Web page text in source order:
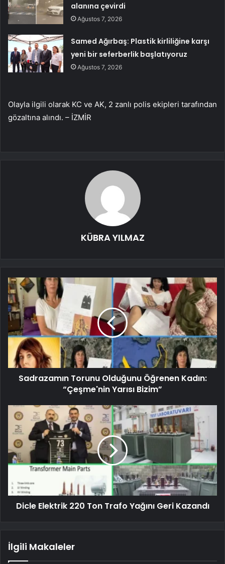
alanına çevirdi
Ağustos 7, 2026
Samed Ağırbaş: Plastik kirliliğine karşı
yeni bir seferberlik başlatıyoruz
Ağustos 7, 2026
Olayla ilgili olarak KC ve AK, 2 zanlı polis ekipleri tarafından
gözaltına alındı. – İZMİR
KÜBRA YILMAZ
Sadrazamın Torunu Olduğunu Öğrenen Kadın:
“Çeşme'nin Yarısı Bizim”
Dicle Elektrik 220 Ton Trafo Yağını Geri Kazandı
İlgili Makaleler